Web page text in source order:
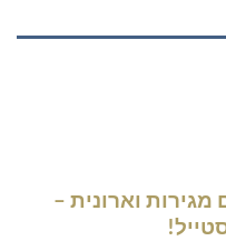
וארונית –